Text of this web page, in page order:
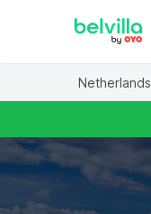
Netherlands